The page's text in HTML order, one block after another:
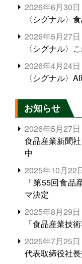
2026年6月30日
〈シグナル〉
2026年5月27日
〈シグナル〉
2026年4月24日
〈シグナル〉
お知らせ
2026年5月27日
食品産業新聞
中
2025年10月22
「第55回食
マ決定
2025年8月29日
「食品産業技
2025年7月25日
代表取締役社